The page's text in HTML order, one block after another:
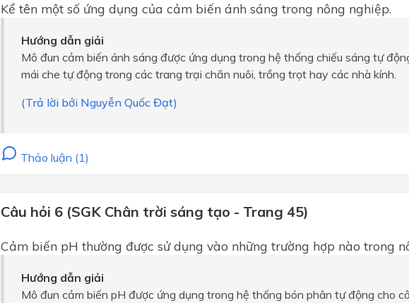
Kể tên một số ứng dụng của cảm biến ánh sáng trong nông nghiệp.
Hướng dẫn giải
Mô đun cảm biến ánh sáng được ứng dụng trong hệ thống chiếu sáng tự
mái che tự động trong các trang trại chăn nuôi, trồng trọt hay các nhà kính.
(Trả lời bởi Nguyễn Quốc Đạt)
Thảo luận (1)
Câu hỏi 6 (SGK Chân trời sáng tạo - Trang 45)
Cảm biến pH thường được sử dụng vào những trường hợp nào trong
Hướng dẫn giải
Mô đun cảm biến pH được ứng dụng trong hệ thống bón phân tự động cho